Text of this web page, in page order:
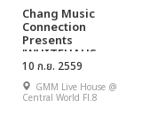
Chang Music
Connection
Presents
'WHITEHAUS
CONCERT'
10 ก.ย. 2559
GMM Live House @
Central World Fl.8